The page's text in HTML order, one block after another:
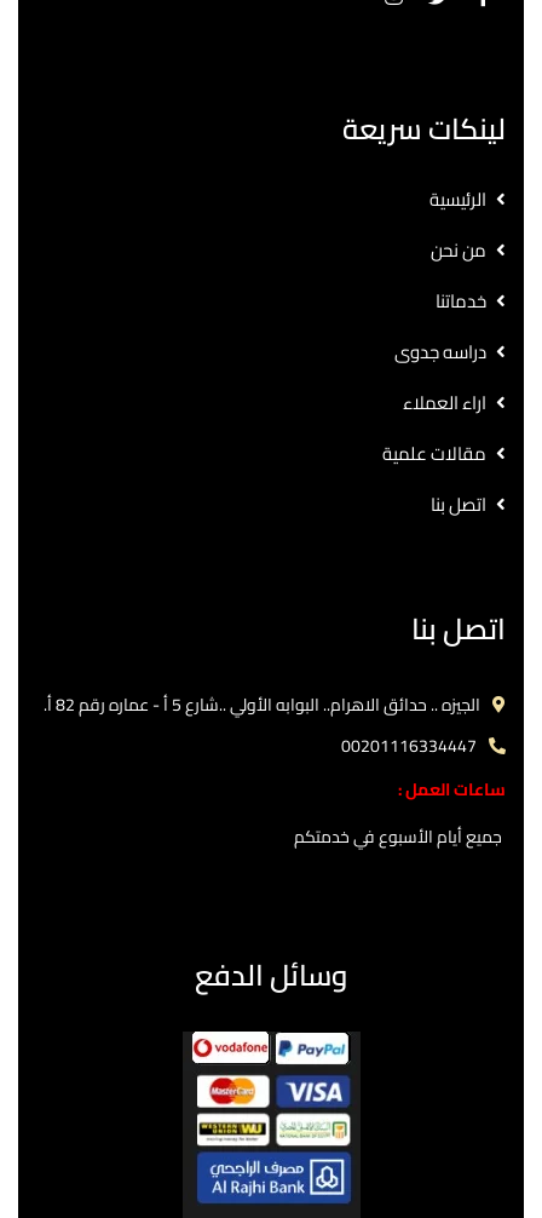
لينكات سريعة
الرئيسية
من نحن
خدماتنا
دراسه جدوى
اراء العملاء
مقالات علمية
اتصل بنا
اتصل بنا
الجيزه .. حدائق الاهرام.. البوابه الأولي ..شارع 5 أ - عماره رقم 82 أ.
00201116334447
ساعات العمل :
جميع أيام الأسبوع في خدمتكم
وسائل الدفع